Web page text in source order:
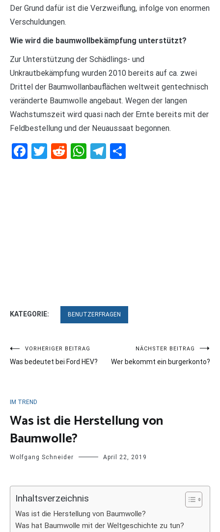
Der Grund dafür ist die Verzweiflung, infolge von enormen
Verschuldungen.
Wie wird die baumwollbekämpfung unterstützt?
Zur Unterstützung der Schädlings- und
Unkrautbekämpfung wurden 2010 bereits auf ca. zwei
Drittel der Baumwollanbauflächen weltweit gentechnisch
veränderte Baumwolle angebaut. Wegen der langen
Wachstumszeit wird quasi nach der Ernte bereits mit der
Feldbestellung und der Neuaussaat begonnen.
Facebook
Twitter
RedditWhatsApp
Telegram
KATEGORIE: BENUTZERFRAGEN
Beitragsnavigation
VORHERIGER BEITRAG
Was bedeutet bei Ford HEV?
NÄCHSTER BEITRAG
Wer bekommt ein burgerkonto?
IM TREND
Was ist die Herstellung von
Baumwolle?
Wolfgang Schneider April 22, 2019
Inhaltsverzeichnis
Was ist die Herstellung von Baumwolle?
Was hat Baumwolle mit der Weltgeschichte zu tun?